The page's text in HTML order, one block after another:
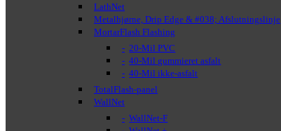
LathNet
Metalhjørne, Drip Edge & #038; Afslutningslinje
MortarFlash Flashing
20-Mil PVC
40-Mil gummieret asfalt
40-Mil ikke-asfalt
TotalFlash-panel
WallNet
WallNet-F